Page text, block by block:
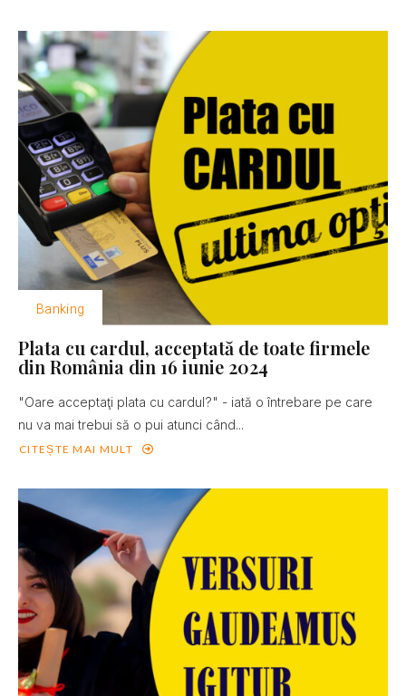
Banking
Plata cu cardul, acceptată de toate firmele
din România din 16 iunie 2024
"Oare acceptaţi plata cu cardul?" - iată o întrebare pe care
nu va mai trebui să o pui atunci când...
CITEȘTE MAI MULT